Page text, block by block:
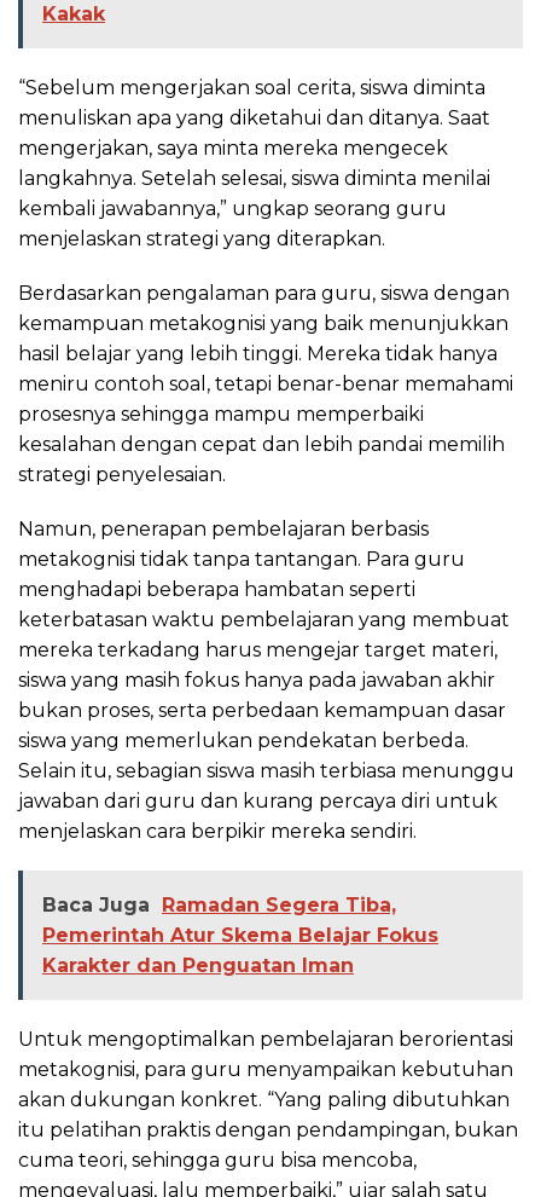
Kakak
“Sebelum mengerjakan soal cerita, siswa diminta
menuliskan apa yang diketahui dan ditanya. Saat
mengerjakan, saya minta mereka mengecek
langkahnya. Setelah selesai, siswa diminta menilai
kembali jawabannya,” ungkap seorang guru
menjelaskan strategi yang diterapkan.
Berdasarkan pengalaman para guru, siswa dengan
kemampuan metakognisi yang baik menunjukkan
hasil belajar yang lebih tinggi. Mereka tidak hanya
meniru contoh soal, tetapi benar-benar memahami
prosesnya sehingga mampu memperbaiki
kesalahan dengan cepat dan lebih pandai memilih
strategi penyelesaian.
Namun, penerapan pembelajaran berbasis
metakognisi tidak tanpa tantangan. Para guru
menghadapi beberapa hambatan seperti
keterbatasan waktu pembelajaran yang membuat
mereka terkadang harus mengejar target materi,
siswa yang masih fokus hanya pada jawaban akhir
bukan proses, serta perbedaan kemampuan dasar
siswa yang memerlukan pendekatan berbeda.
Selain itu, sebagian siswa masih terbiasa menunggu
jawaban dari guru dan kurang percaya diri untuk
menjelaskan cara berpikir mereka sendiri.
Baca Juga
Ramadan Segera Tiba,
Pemerintah Atur Skema Belajar Fokus
Karakter dan Penguatan Iman
Untuk mengoptimalkan pembelajaran berorientasi
metakognisi, para guru menyampaikan kebutuhan
akan dukungan konkret. “Yang paling dibutuhkan
itu pelatihan praktis dengan pendampingan, bukan
cuma teori, sehingga guru bisa mencoba,
mengevaluasi, lalu memperbaiki,” ujar salah satu